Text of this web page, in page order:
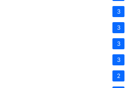
3
3
3
3
2